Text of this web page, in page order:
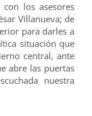
los asesores
Villanueva; de
para darles a
situación que
central, ante
abre las puertas
nuestra